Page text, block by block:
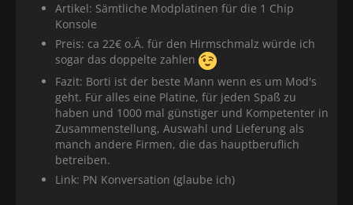
Artikel: Sämtliche Modplatinen für die 1 Chip
Konsole
Preis: ca 22€ o.Ä. für den Hirmschmalz würde ich
sogar das doppelte zahlen
Fazit: Borti ist der beste Mann wenn es um Mod's
geht. Für alles eine Platine, für jeden Spaß zu
haben und 1000 mal günstiger und Kompetenter in
Zusammenstellung, Auswahl und Lieferung als
manch andere Firmen, die das hauptberuflich
betreiben.
Link: PN Konversation (glaube ich)